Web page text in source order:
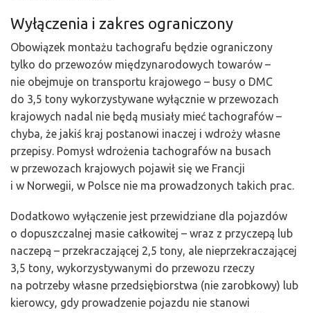
Wyłączenia i zakres ograniczony
Obowiązek montażu tachografu będzie ograniczony
tylko do przewozów międzynarodowych towarów –
nie obejmuje on transportu krajowego – busy o DMC
do 3,5 tony wykorzystywane wyłącznie w przewozach
krajowych nadal nie będą musiały mieć tachografów –
chyba, że jakiś kraj postanowi inaczej i wdroży własne
przepisy. Pomysł wdrożenia tachografów na busach
w przewozach krajowych pojawił się we Francji
i w Norwegii, w Polsce nie ma prowadzonych takich prac.
Dodatkowo wyłączenie jest przewidziane dla pojazdów
o dopuszczalnej masie całkowitej – wraz z przyczepą lub
naczepą – przekraczającej 2,5 tony, ale nieprzekraczającej
3,5 tony, wykorzystywanymi do przewozu rzeczy
na potrzeby własne przedsiębiorstwa (nie zarobkowy) lub
kierowcy, gdy prowadzenie pojazdu nie stanowi